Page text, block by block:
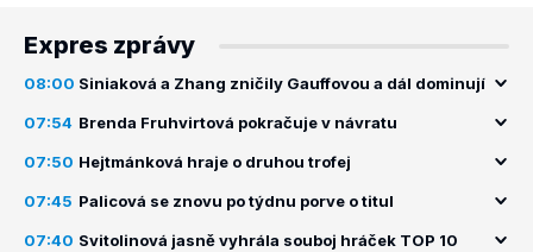
Expres zprávy
08:00 Siniaková a Zhang zničily Gauffovou a dál dominují
07:54 Brenda Fruhvirtová pokračuje v návratu
07:50 Hejtmánková hraje o druhou trofej
07:45 Palicová se znovu po týdnu porve o titul
07:40 Svitolinová jasně vyhrála souboj hráček TOP 10